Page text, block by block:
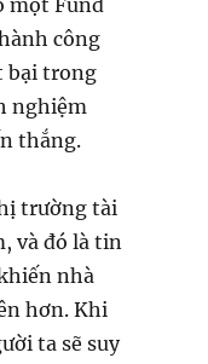
một Fund
công
bại trong
nghiệm
thắng.
trường tài
và đó là tin
nhà
hơn. Khi
ta sẽ suy